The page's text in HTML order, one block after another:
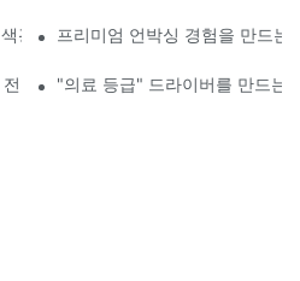
광 및 적외선 치료 장비
프리미엄 언박싱 경험을 만드
원 코드 및 플러그가 국제 안전 인증
"의료 등급" 드라이버를 만드는